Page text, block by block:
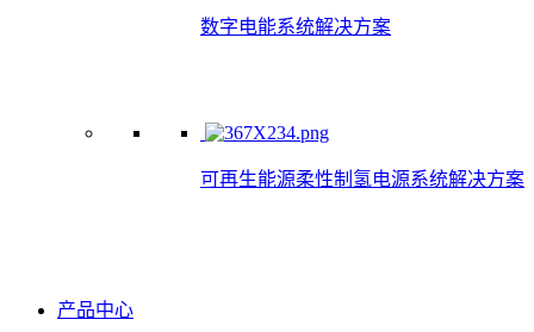
数字电能系统解决方案
可再生能源柔性制氢电源系统解决方案
产品中心